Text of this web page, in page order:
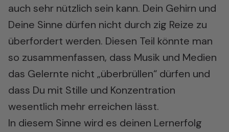
auch sehr nützlich sein kann. Dein Gehirn und
Deine Sinne dürfen nicht durch zig Reize zu
überfordert werden. Diesen Teil könnte man
so zusammenfassen, dass Musik und Medien
das Gelernte nicht „überbrüllen“ dürfen und
dass Du mit Stille und Konzentration
wesentlich mehr erreichen lässt.
In diesem Sinne wird es deinen Lernerfolg